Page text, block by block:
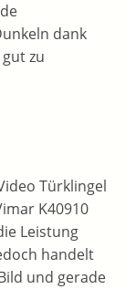
dank
zu
Türklingel
K40910
Leistung
handelt
und gerade